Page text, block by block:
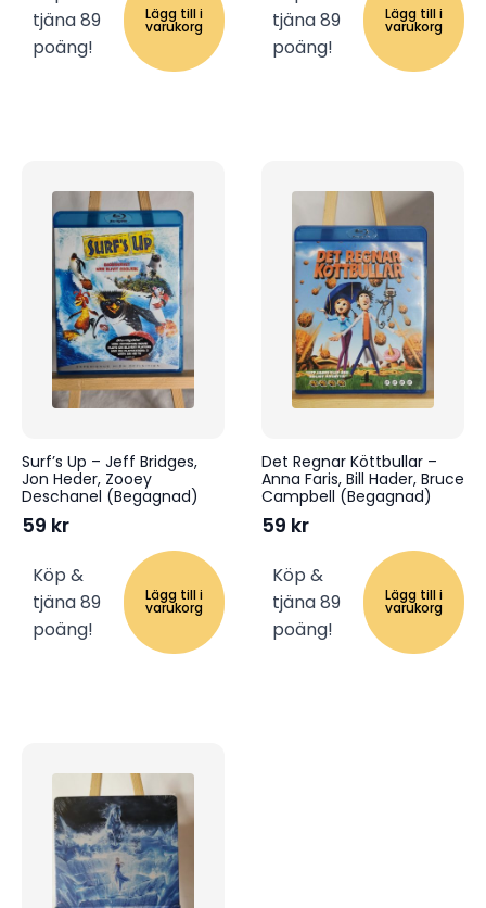
tjäna 89
poäng!
Lägg till i
varukorg
tjäna 89
poäng!
Lägg till i
varukorg
Surf’s Up – Jeff Bridges,
Jon Heder, Zooey
Deschanel (Begagnad)
59 kr
Köp &
tjäna 89
poäng!
Lägg till i
varukorg
Det Regnar Köttbullar –
Anna Faris, Bill Hader, Bruce
Campbell (Begagnad)
59 kr
Köp &
tjäna 89
poäng!
Lägg till i
varukorg